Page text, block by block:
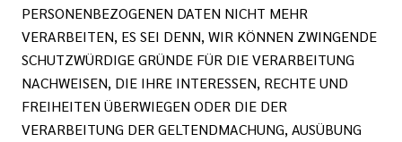
PERSONENBEZOGENEN DATEN NICHT MEHR
VERARBEITEN, ES SEI DENN, WIR KÖNNEN ZWINGENDE
SCHUTZWÜRDIGE GRÜNDE FÜR DIE VERARBEITUNG
NACHWEISEN, DIE IHRE INTERESSEN, RECHTE UND
FREIHEITEN ÜBERWIEGEN ODER DIE DER
VERARBEITUNG DER GELTENDMACHUNG, AUSÜBUNG